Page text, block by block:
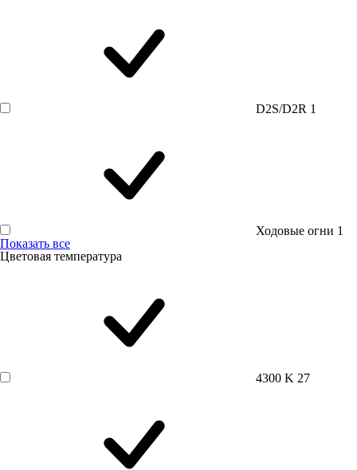
D2S/D2R 1
Ходовые огни 1
Показать все
Цветовая температура
4300 K 27